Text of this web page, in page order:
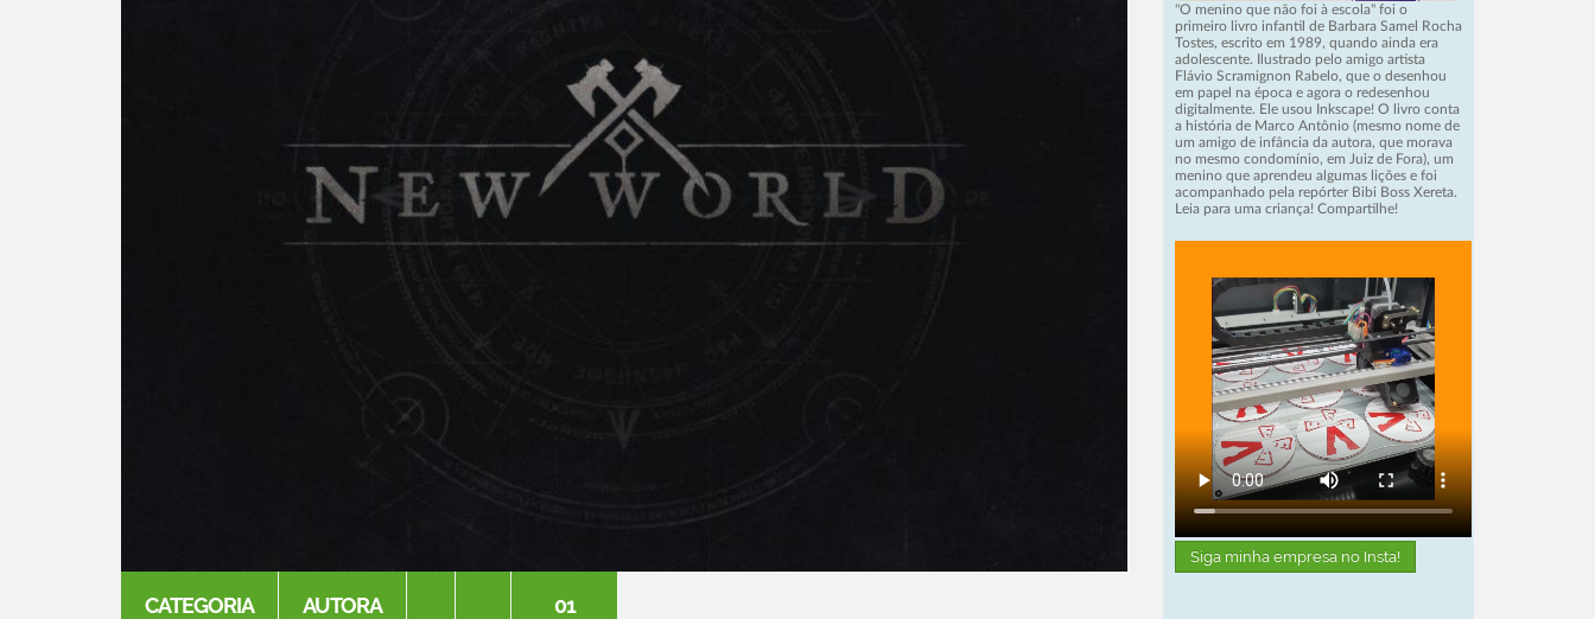
CATEGORIA AUTORA 01
"O menino que não foi à escola" foi o
primeiro livro infantil de Barbara Samel Rocha
Tostes, escrito em 1989, quando ainda era
adolescente. Ilustrado pelo amigo artista
Flávio Scramignon Rabelo, que o desenhou
em papel na época e agora o redesenhou
digitalmente. Ele usou Inkscape! O livro conta
a história de Marco Antônio (mesmo nome de
um amigo de infância da autora, que morava
no mesmo condomínio, em Juiz de Fora), um
menino que aprendeu algumas lições e foi
acompanhado pela repórter Bibi Boss Xereta.
Leia para uma criança! Compartilhe!
Siga minha empresa no Insta!